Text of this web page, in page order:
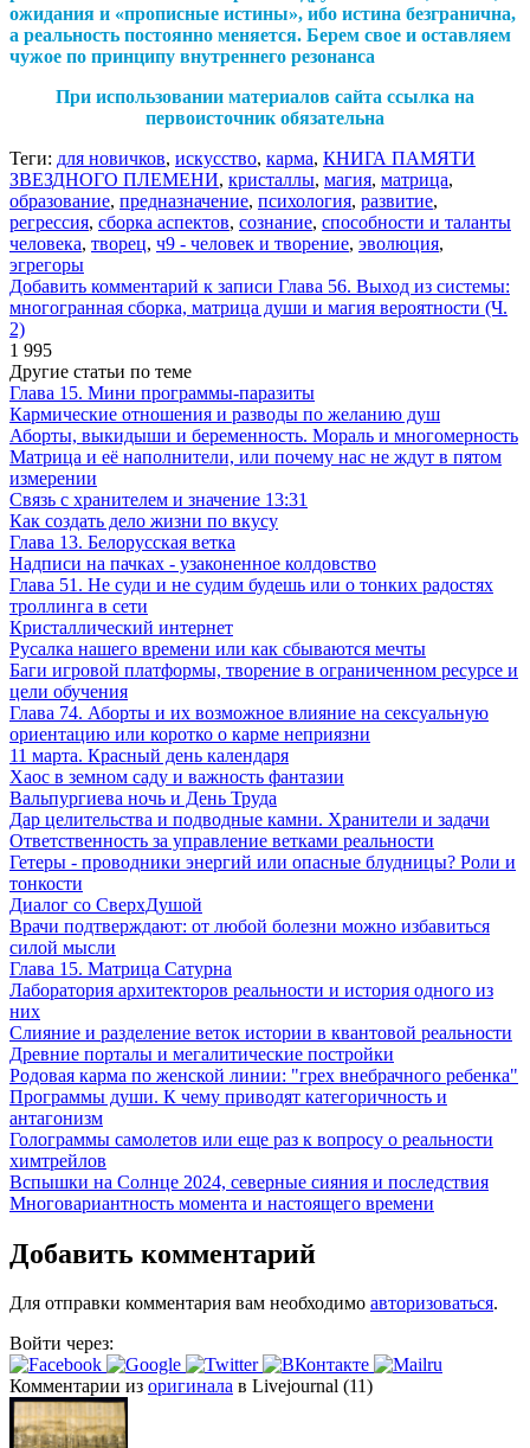
ожидания и «прописные истины», ибо истина безгранична,
а реальность постоянно меняется. Берем свое и оставляем
чужое по принципу внутреннего резонанса
При использовании материалов сайта ссылка на
первоисточник обязательна
Теги: для новичков, искусство, карма, КНИГА ПАМЯТИ
ЗВЕЗДНОГО ПЛЕМЕНИ, кристаллы, магия, матрица,
образование, предназначение, психология, развитие,
регрессия, сборка аспектов, сознание, способности и таланты
человека, творец, ч9 - человек и творение, эволюция,
эгрегоры
Добавить комментарий к записи Глава 56. Выход из системы:
многогранная сборка, матрица души и магия вероятности (Ч.
2)
1 995
Другие статьи по теме
Глава 15. Мини программы-паразиты
Кармические отношения и разводы по желанию душ
Аборты, выкидыши и беременность. Мораль и многомерность
Матрица и её наполнители, или почему нас не ждут в пятом
измерении
Связь с хранителем и значение 13:31
Как создать дело жизни по вкусу
Глава 13. Белорусская ветка
Надписи на пачках - узаконенное колдовство
Глава 51. Не суди и не судим будешь или о тонких радостях
троллинга в сети
Кристаллический интернет
Русалка нашего времени или как сбываются мечты
Баги игровой платформы, творение в ограниченном ресурсе и
цели обучения
Глава 74. Аборты и их возможное влияние на сексуальную
ориентацию или коротко о карме неприязни
11 марта. Красный день календаря
Хаос в земном саду и важность фантазии
Вальпургиева ночь и День Труда
Дар целительства и подводные камни. Хранители и задачи
Ответственность за управление ветками реальности
Гетеры - проводники энергий или опасные блудницы? Роли и
тонкости
Диалог со СверхДушой
Врачи подтверждают: от любой болезни можно избавиться
силой мысли
Глава 15. Матрица Сатурна
Лаборатория архитекторов реальности и история одного из
них
Слияние и разделение веток истории в квантовой реальности
Древние порталы и мегалитические постройки
Родовая карма по женской линии: "грех внебрачного ребенка"
Программы души. К чему приводят категоричность и
антагонизм
Голограммы самолетов или еще раз к вопросу о реальности
химтрейлов
Вспышки на Солнце 2024, северные сияния и последствия
Многовариантность момента и настоящего времени
Добавить комментарий
Для отправки комментария вам необходимо авторизоваться.
Войти через:
Комментарии из оригинала в Livejournal (11)